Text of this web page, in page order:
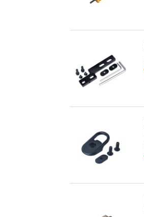
Anteprima
Anteprima
Anteprima